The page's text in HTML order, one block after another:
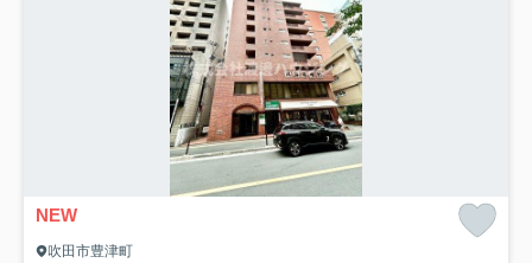
NEW
吹田市豊津町